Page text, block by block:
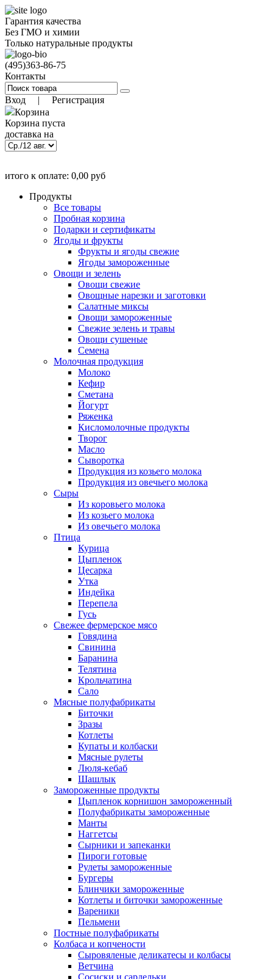
Гарантия качества
Без ГМО и химии
Только натуральные продукты
(495)363-86-75
Контакты
Вход | Регистрация
Корзина
Корзина пуста
доставка на
Позиций:0
итого к оплате: 0,00 руб
Продукты
Все товары
Пробная корзина
Подарки и сертификаты
Ягоды и фрукты
Фрукты и ягоды свежие
Ягоды замороженные
Овощи и зелень
Овощи свежие
Овощные нарезки и заготовки
Салатные миксы
Овощи замороженные
Свежие зелень и травы
Овощи сушеные
Семена
Молочная продукция
Молоко
Кефир
Сметана
Йогурт
Ряженка
Кисломолочные продукты
Творог
Масло
Сыворотка
Продукция из козьего молока
Продукция из овечьего молока
Сыры
Из коровьего молока
Из козьего молока
Из овечьего молока
Птица
Курица
Цыпленок
Цесарка
Утка
Индейка
Перепела
Гусь
Свежее фермерское мясо
Говядина
Свинина
Баранина
Телятина
Крольчатина
Сало
Мясные полуфабрикаты
Биточки
Зразы
Котлеты
Купаты и колбаски
Мясные рулеты
Люля-кебаб
Шашлык
Замороженные продукты
Цыпленок корнишон замороженный
Полуфабрикаты замороженные
Манты
Наггетсы
Сырники и запеканки
Пироги готовые
Рулеты замороженные
Бургеры
Блинчики замороженные
Котлеты и биточки замороженные
Вареники
Пельмени
Постные полуфабрикаты
Колбаса и копчености
Сыровяленые деликатесы и колбасы
Ветчина
Сосиски и сардельки